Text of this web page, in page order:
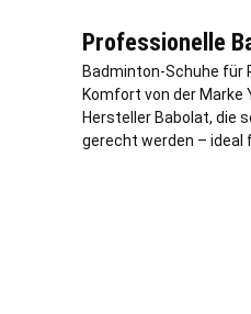
Professionelle
Badminton-Schuhe für
Komfort von der Marke
Hersteller Babolat, die
gerecht werden – ideal